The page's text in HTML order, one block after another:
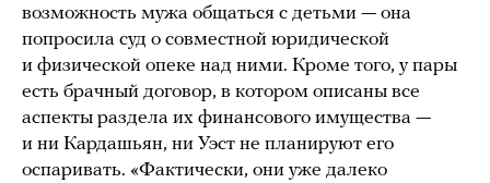
возможность мужа общаться с детьми — она
попросила суд о совместной юридической
и физической опеке над ними. Кроме того, у пары
есть брачный договор, в котором описаны все
аспекты раздела их финансового имущества —
и ни Кардашьян, ни Уэст не планируют его
оспаривать. «Фактически, они уже далеко